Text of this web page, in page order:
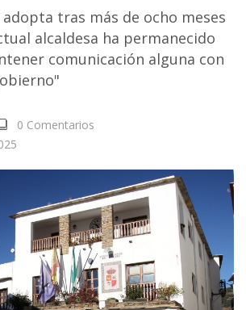
adopta tras más de ocho meses
alcaldesa ha permanecido
comunicación alguna con
0 Comentarios